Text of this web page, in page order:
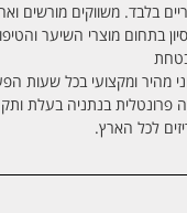
בלבד. משווקים מורשים
מהיר ומקצועי בכל שעות
בנתניה בעלת ותק של 23
לכל הארץ.